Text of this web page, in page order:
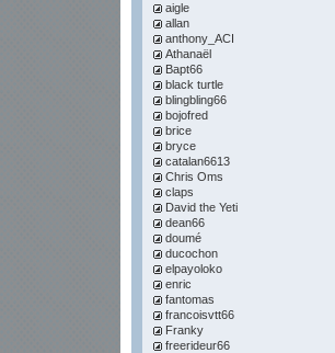
aigle
allan
anthony_ACI
Athanaël
Bapt66
black turtle
blingbling66
bojofred
brice
bryce
catalan6613
Chris Oms
claps
David the Yeti
dean66
doumé
ducochon
elpayoloko
enric
fantomas
francoisvtt66
Franky
freerideur66